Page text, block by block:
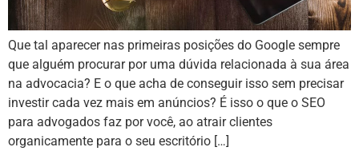
Que tal aparecer nas primeiras posições do Google sempre
que alguém procurar por uma dúvida relacionada à sua área
na advocacia? E o que acha de conseguir isso sem precisar
investir cada vez mais em anúncios? É isso o que o SEO
para advogados faz por você, ao atrair clientes
organicamente para o seu escritório […]